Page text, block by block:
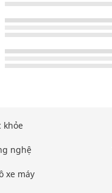
khỏe
nghệ
xe máy